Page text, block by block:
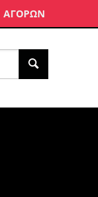
ΑΓΟΡΩΝ